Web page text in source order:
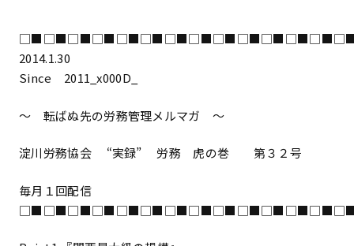
2014.1.30
Since 2011_x000D_
～ 転ばぬ先の労務管理メルマガ ～
淀川労務協会 “実録” 労務 虎の巻 第３２号
毎月１回配信